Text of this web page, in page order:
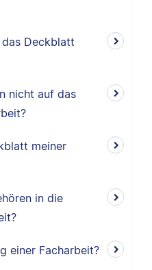
Deckblatt
nicht auf das
meiner
in die
einer Facharbeit?